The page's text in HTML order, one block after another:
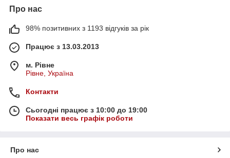
Про нас
98% позитивних з 1193 відгуків за рік
Працює з 13.03.2013
м. Рівне
Рівне, Україна
Контакти
Сьогодні працює з 10:00 до 19:00
Показати весь графік роботи
Про нас